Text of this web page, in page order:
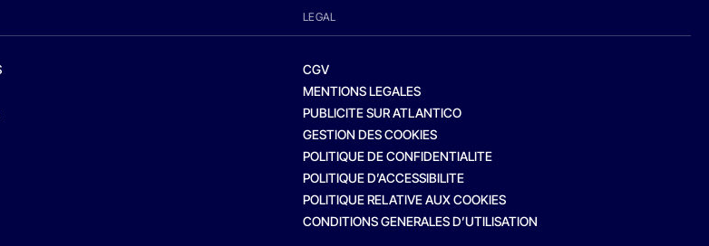
LEGAL
CGV
MENTIONS LEGALES
PUBLICITE SUR ATLANTICO
GESTION DES COOKIES
POLITIQUE DE CONFIDENTIALITE
POLITIQUE D’ACCESSIBILITE
POLITIQUE RELATIVE AUX COOKIES
CONDITIONS GENERALES D’UTILISATION